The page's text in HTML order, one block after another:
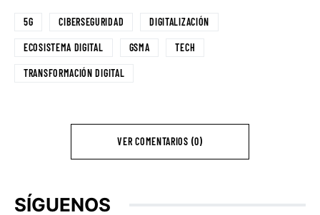
5G CIBERSEGURIDAD DIGITALIZACIÓN
ECOSISTEMA DIGITAL GSMA TECH
TRANSFORMACIÓN DIGITAL
VER COMENTARIOS (0)
SÍGUENOS